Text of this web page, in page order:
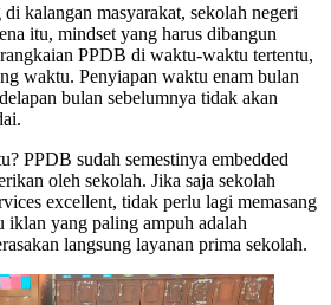
kalangan masyarakat, sekolah negeri
itu, mindset yang harus dibangun
PPDB di waktu-waktu tertentu,
waktu. Penyiapan waktu enam bulan
bulan sebelumnya tidak akan
PPDB sudah semestinya embedded
oleh sekolah. Jika saja sekolah
excellent, tidak perlu lagi memasang
iklan yang paling ampuh adalah
langsung layanan prima sekolah.